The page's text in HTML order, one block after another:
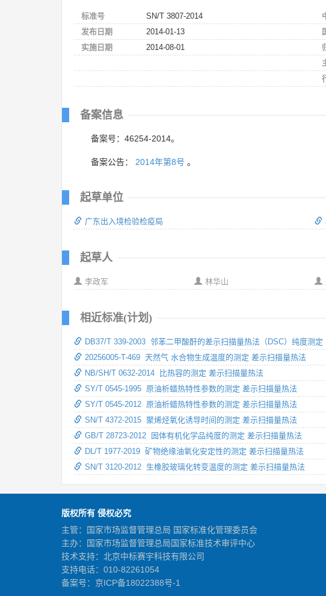
标准号
SN/T 3807-2014
发布日期
2014-01-13
实施日期
2014-08-01
备案信息
备案号：46254-2014。
备案公告： 2014年第8号 。
起草单位
广东出入境检验检疫局
起草人
李政军 林华山
相近标准(计划)
DB37/T 339-2003 邻苯二甲酸酐的差示扫描量热法（DSC）纯度测定
20256005-T-469 天然气 水合物生成温度的测定 差示扫描量热法
NB/SH/T 0632-2014 比热容的测定 差示扫描量热法
SY/T 0545-1995 原油析蜡热特性参数的测定 差示扫描量热法
SY/T 0545-2012 原油析蜡热特性参数的测定 差示扫描量热法
SN/T 4372-2015 聚烯烃氧化诱导时间的测定 差示扫描量热法
GB/T 28723-2012 固体有机化学品纯度的测定 差示扫描量热法
DL/T 1977-2019 矿物绝缘油氧化安定性的测定 差示扫描量热法
SN/T 3120-2012 生橡胶玻璃化转变温度的测定 差示扫描量热法
版权所有 侵权必究
主管：国家市场监督管理总局 国家标准化管理委员会
主办：国家市场监督管理总局国家标准技术审评中心
技术支持：北京中标赛宇科技有限公司
支持电话：010-82261054
备案号： 京ICP备18022388号-1